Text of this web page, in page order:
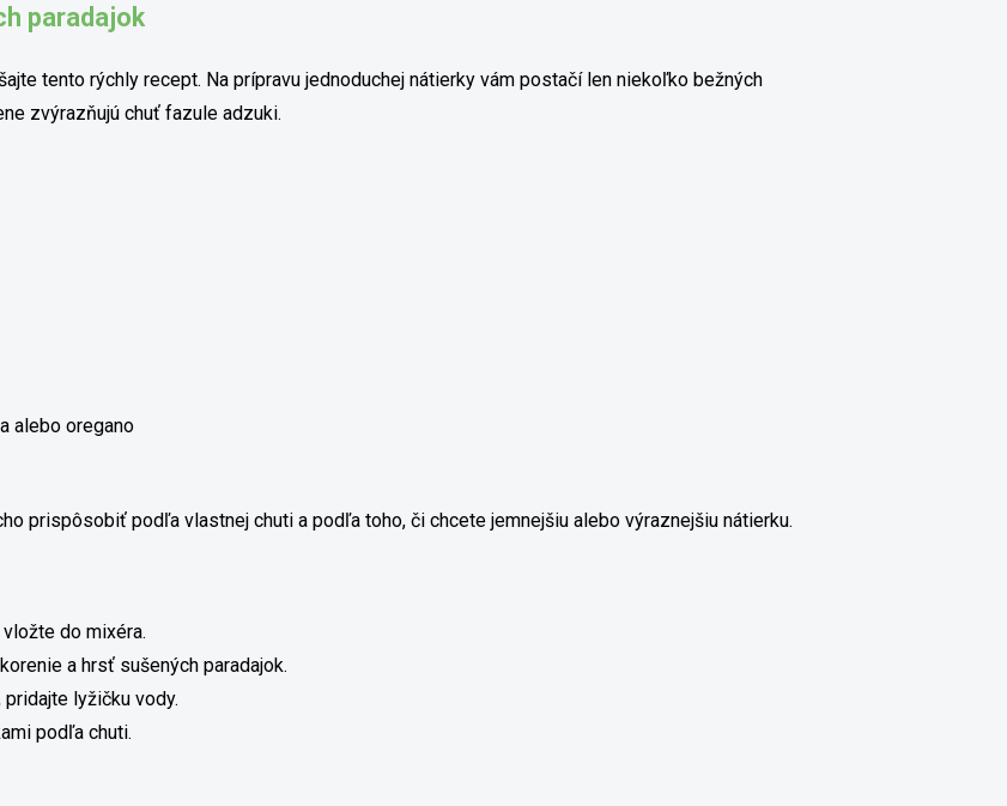
paradajok
tento rýchly recept. Na prípravu jednoduchej nátierky vám postačí len niekoľko bežných
zvýrazňujú chuť fazule adzuki.
alebo oregano
prispôsobiť podľa vlastnej chuti a podľa toho, či chcete jemnejšiu alebo výraznejšiu nátierku.
do mixéra.
a hrsť sušených paradajok.
lyžičku vody.
podľa chuti.